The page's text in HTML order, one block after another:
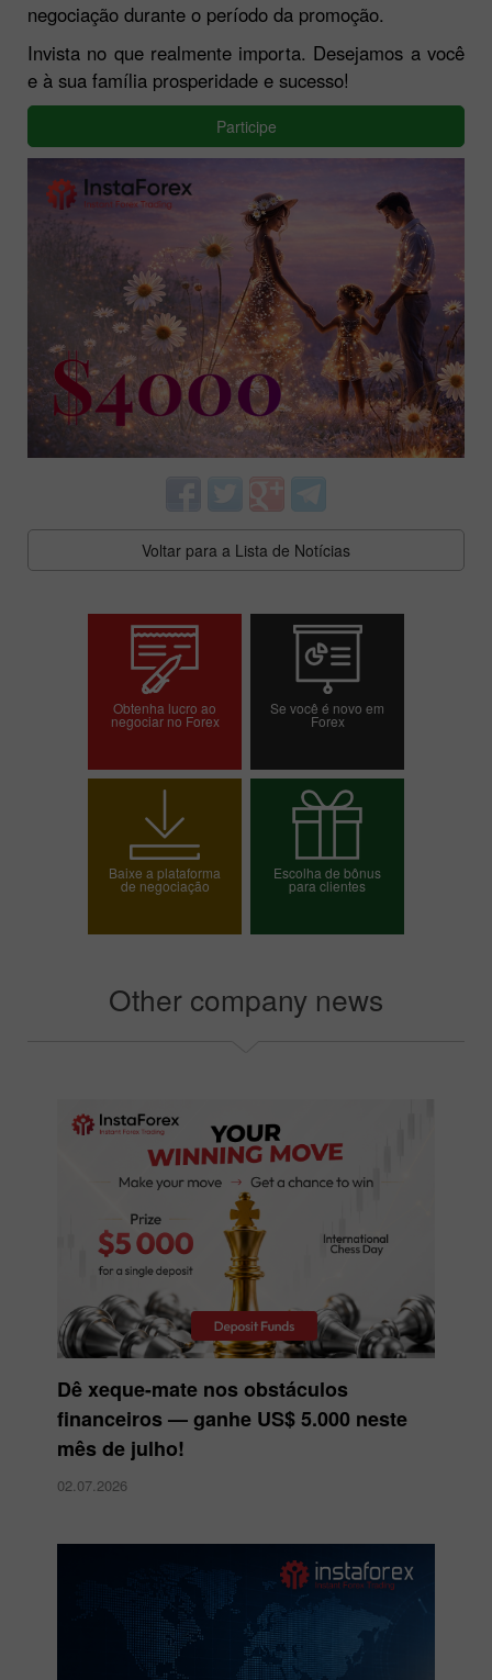
negociação durante o período da promoção.
Invista no que realmente importa. Desejamos a você
e à sua família prosperidade e sucesso!
Participe
Voltar para a Lista de Notícias
Obtenha lucro ao
negociar no Forex
negociação
Se você é novo em
Forex
Abrir conta demo
Baixe a plataforma
de negociação
Escolha de bônus
para clientes
Other company news
Dê xeque-mate nos obstáculos
financeiros — ganhe US$ 5.000 neste
mês de julho!
02.07.2026